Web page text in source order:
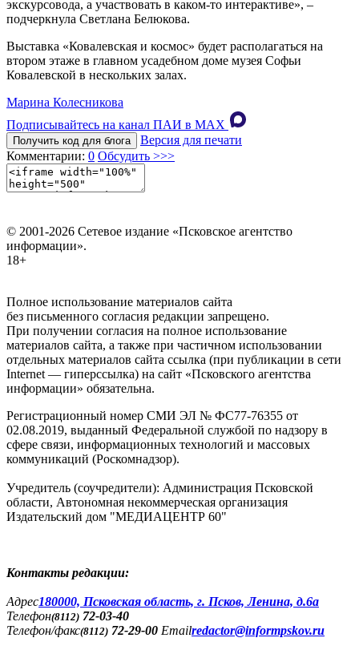
экскурсовода, а участвовать в каком-то интерактиве», –
подчеркнула Светлана Белюкова.
Выставка «Ковалевская и космос» будет располагаться на
втором этаже в главном усадебном доме музея Софьи
Ковалевской в нескольких залах.
Марина Колесникова
Подписывайтесь на канал ПАИ в MAХ
Получить код для блога
Версия для печати
Комментарии: 0 Обсудить >>>
© 2001-2026 Сетевое издание «Псковское агентство
информации».
18+
Полное использование материалов сайта
без письменного согласия редакции запрещено.
При получении согласия на полное использование
материалов сайта, а также при частичном использовании
отдельных материалов сайта ссылка (при публикации в сети
Internet — гиперссылка) на сайт «Псковского агентства
информации» обязательна.
Регистрационный номер СМИ ЭЛ № ФС77-76355 от
02.08.2019, выданный Федеральной службой по надзору в
сфере связи, информационных технологий и массовых
коммуникаций (Роскомнадзор).
Учредитель (соучредители): Администрация Псковской
области, Автономная некоммерческая организация
Издательский дом "МЕДИАЦЕНТР 60"
Контакты редакции:
Адреc180000, Псковская область, г. Псков, Ленина, д.6а
Телефон(8112) 72-03-40
Телефон/факс(8112) 72-29-00 Emailredactor@informpskov.ru